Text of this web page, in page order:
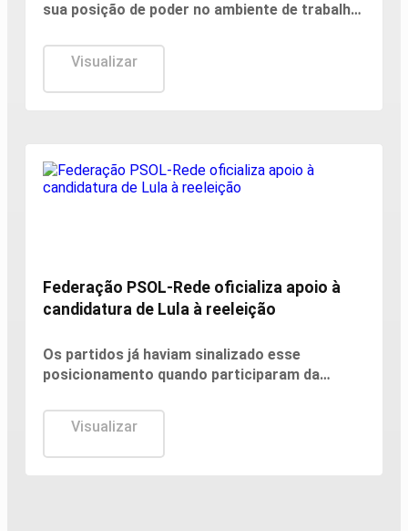
sua posição de poder no ambiente de trabalho
trabalhadores a votar, deixar de votar ou
apoiar determinado candidato, partido ou
posicionamento político.
Visualizar
Federação PSOL-Rede oficializa apoio à
candidatura de Lula à reeleição
Os partidos já haviam sinalizado esse
posicionamento quando participaram da
Visualizar